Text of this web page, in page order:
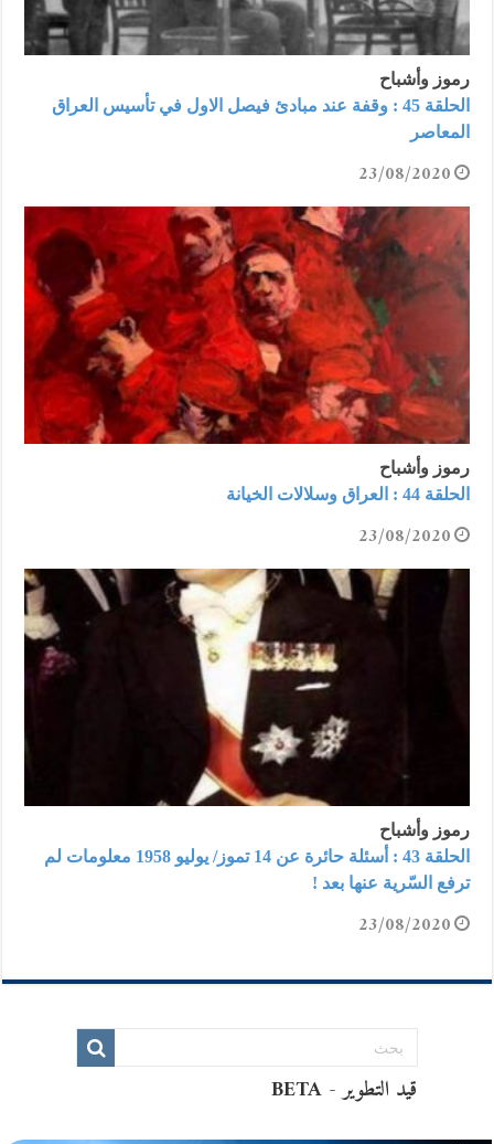
رموز وأشباح
الحلقة 45 : وقفة عند مبادئ فيصل الاول في تأسيس العراق
المعاصر
23/08/2020
رموز وأشباح
الحلقة 44 : العراق وسلالات الخيانة
23/08/2020
رموز وأشباح
الحلقة 43 : أسئلة حائرة عن 14 تموز/ يوليو 1958 معلومات لم
ترفع السّرية عنها بعد !
23/08/2020